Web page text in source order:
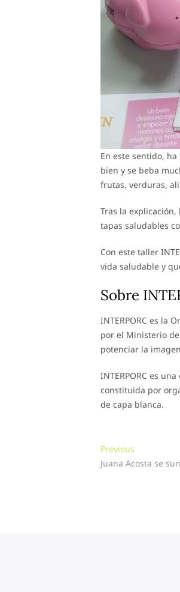
En este sentido,
bien y se beba
frutas, verduras,
Tras la
tapas saludables
Con este taller
vida saludable y
Sobre
INTERPORC es la
por el Ministerio
potenciar la
INTERPORC es
constituida por
de capa blanca.
Navegación
de
Previous
post:
Juana Acosta se